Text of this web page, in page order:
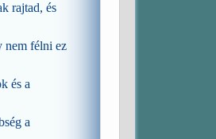
rajtad, és
nem félni ez
és a
a